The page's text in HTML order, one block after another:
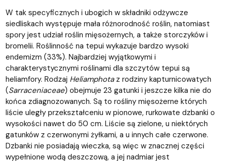
W tak specyficznych i ubogich w składniki odżywcze
siedliskach występuje mała różnorodność roślin, natomiast
spory jest udział roślin mięsożernych, a także storczyków i
bromelii. Roślinność na tepui wykazuje bardzo wysoki
endemizm (33%). Najbardziej wyjątkowymi i
charakterystycznymi roślinami dla szczytów tepui są
heliamfory. Rodzaj Heliamphotaz rodziny kapturnicowatych
(Sarraceniaceae) obejmuje 23 gatunki i jeszcze kilka nie do
końca zdiagnozowanych. Są to rośliny mięsożerne których
liście uległy przekształceniu w pionowe, rurkowate dzbanki o
wysokości nawet do 50 cm. Liście są zielone, u niektórych
gatunków z czerwonymi żyłkami, a u innych całe czerwone.
Dzbanki nie posiadają wieczka, są więc w znacznej części
wypełnione wodą deszczową, a jej nadmiar jest